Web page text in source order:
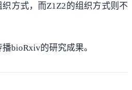
方式，而Z1Z2的组织方式则不
bioRxiv的研究成果。